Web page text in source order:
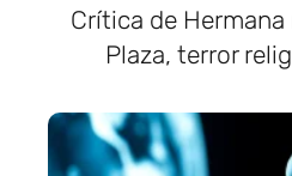
Crítica de
Plaza, terror